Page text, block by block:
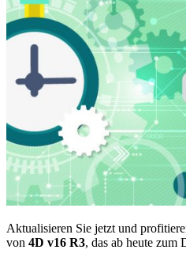
Aktualisieren Sie jetzt und
von 4D v16 R3, das ab heute zum